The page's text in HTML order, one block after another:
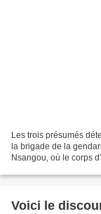
Les trois présumés
la brigade de la
Nsangou, où le corps
Voici le